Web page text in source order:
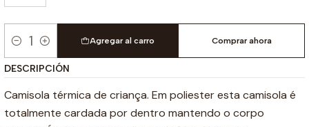
Cantidad
Agregar al carro Comprar ahora
DESCRIPCIÓN
Camisola térmica de criança. Em poliester esta camisola é
totalmente cardada por dentro mantendo o corpo